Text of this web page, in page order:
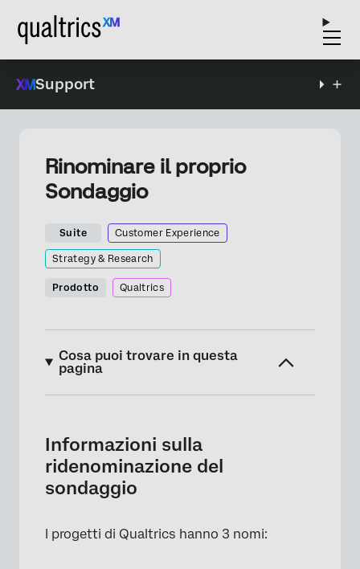
Support
Rinominare il proprio
Sondaggio
Suite Customer Experience
Strategy & Research
Prodotto Qualtrics
Cosa puoi trovare in questa
pagina
Nome progetto
Intestazione del SONDAGGIO
Informazioni sulla
ridenominazione del
sondaggio
I progetti di Qualtrics hanno 3 nomi: